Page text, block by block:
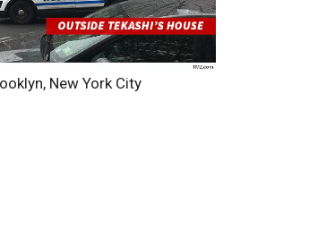
New York City